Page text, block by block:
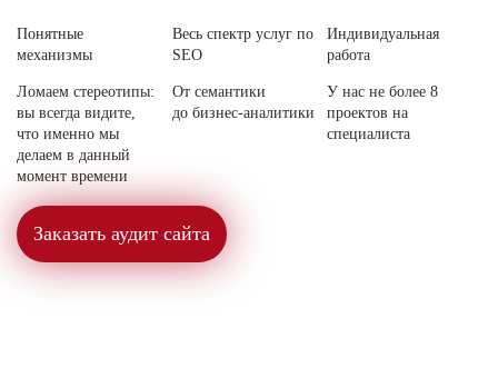
Понятные
механизмы
Весь спектр услуг по
SEO
Индивидуальная
работа
Ломаем стереотипы:
вы всегда видите,
что именно мы
делаем в данный
момент времени
От семантики
до бизнес-аналитики
У нас не более 8
проектов на
специалиста
Заказать аудит сайта